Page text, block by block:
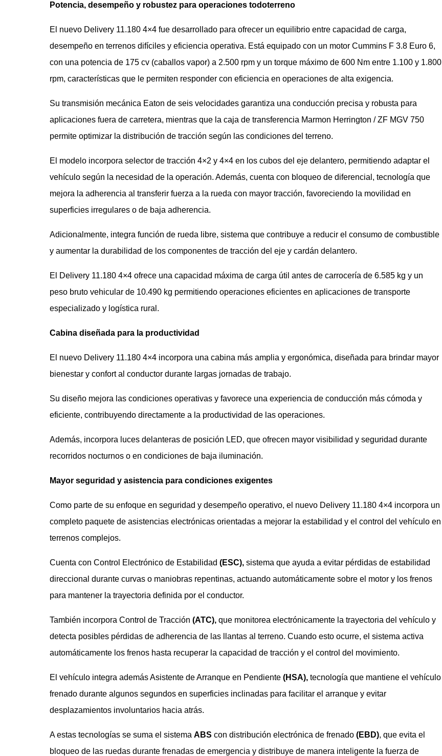
Potencia, desempeño y robustez para operaciones todoterreno
El nuevo Delivery 11.180 4×4 fue desarrollado para ofrecer un equilibrio entre capacidad de carga,
desempeño en terrenos difíciles y eficiencia operativa. Está equipado con un motor Cummins F 3.8 Euro 6,
con una potencia de 175 cv (caballos vapor) a 2.500 rpm y un torque máximo de 600 Nm entre 1.100 y 1.800
rpm, características que le permiten responder con eficiencia en operaciones de alta exigencia.
Su transmisión mecánica Eaton de seis velocidades garantiza una conducción precisa y robusta para
aplicaciones fuera de carretera, mientras que la caja de transferencia Marmon Herrington / ZF MGV 750
permite optimizar la distribución de tracción según las condiciones del terreno.
El modelo incorpora selector de tracción 4×2 y 4×4 en los cubos del eje delantero, permitiendo adaptar el
vehículo según la necesidad de la operación. Además, cuenta con bloqueo de diferencial, tecnología que
mejora la adherencia al transferir fuerza a la rueda con mayor tracción, favoreciendo la movilidad en
superficies irregulares o de baja adherencia.
Adicionalmente, integra función de rueda libre, sistema que contribuye a reducir el consumo de combustible
y aumentar la durabilidad de los componentes de tracción del eje y cardán delantero.
El Delivery 11.180 4×4 ofrece una capacidad máxima de carga útil antes de carrocería de 6.585 kg y un
peso bruto vehicular de 10.490 kg permitiendo operaciones eficientes en aplicaciones de transporte
especializado y logística rural.
Cabina diseñada para la productividad
El nuevo Delivery 11.180 4×4 incorpora una cabina más amplia y ergonómica, diseñada para brindar mayor
bienestar y confort al conductor durante largas jornadas de trabajo.
Su diseño mejora las condiciones operativas y favorece una experiencia de conducción más cómoda y
eficiente, contribuyendo directamente a la productividad de las operaciones.
Además, incorpora luces delanteras de posición LED, que ofrecen mayor visibilidad y seguridad durante
recorridos nocturnos o en condiciones de baja iluminación.
Mayor seguridad y asistencia para condiciones exigentes
Como parte de su enfoque en seguridad y desempeño operativo, el nuevo Delivery 11.180 4×4 incorpora un
completo paquete de asistencias electrónicas orientadas a mejorar la estabilidad y el control del vehículo en
terrenos complejos.
Cuenta con Control Electrónico de Estabilidad (ESC), sistema que ayuda a evitar pérdidas de estabilidad
direccional durante curvas o maniobras repentinas, actuando automáticamente sobre el motor y los frenos
para mantener la trayectoria definida por el conductor.
También incorpora Control de Tracción (ATC), que monitorea electrónicamente la trayectoria del vehículo y
detecta posibles pérdidas de adherencia de las llantas al terreno. Cuando esto ocurre, el sistema activa
automáticamente los frenos hasta recuperar la capacidad de tracción y el control del movimiento.
El vehículo integra además Asistente de Arranque en Pendiente (HSA), tecnología que mantiene el vehículo
frenado durante algunos segundos en superficies inclinadas para facilitar el arranque y evitar
desplazamientos involuntarios hacia atrás.
A estas tecnologías se suma el sistema ABS con distribución electrónica de frenado (EBD), que evita el
bloqueo de las ruedas durante frenadas de emergencia y distribuye de manera inteligente la fuerza de